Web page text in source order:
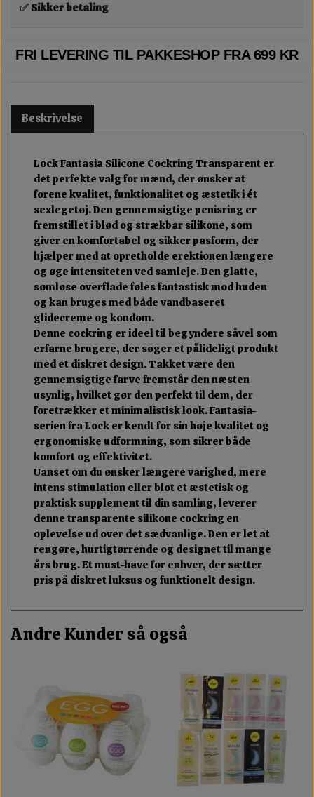
✅ Sikker betaling
FRI LEVERING TIL PAKKESHOP FRA 699 KR
Beskrivelse
Lock Fantasia Silicone Cockring Transparent er
det perfekte valg for mænd, der ønsker at
forene kvalitet, funktionalitet og æstetik i ét
sexlegetøj. Den gennemsigtige penisring er
fremstillet i blød og strækbar silikone, som
giver en komfortabel og sikker pasform, der
hjælper med at opretholde erektionen længere
og øge intensiteten ved samleje. Den glatte,
sømløse overflade føles fantastisk mod huden
og kan bruges med både vandbaseret
glidecreme og kondom.
Denne cockring er ideel til begyndere såvel som
erfarne brugere, der søger et pålideligt produkt
med et diskret design. Takket være den
gennemsigtige farve fremstår den næsten
usynlig, hvilket gør den perfekt til dem, der
foretrækker et minimalistisk look. Fantasia-
serien fra Lock er kendt for sin høje kvalitet og
ergonomiske udformning, som sikrer både
komfort og effektivitet.
Uanset om du ønsker længere varighed, mere
intens stimulation eller blot et æstetisk og
praktisk supplement til din samling, leverer
denne transparente silikone cockring en
oplevelse ud over det sædvanlige. Den er let at
rengøre, hurtigtørrende og designet til mange
års brug. Et must-have for enhver, der sætter
pris på diskret luksus og funktionelt design.
Andre Kunder så også